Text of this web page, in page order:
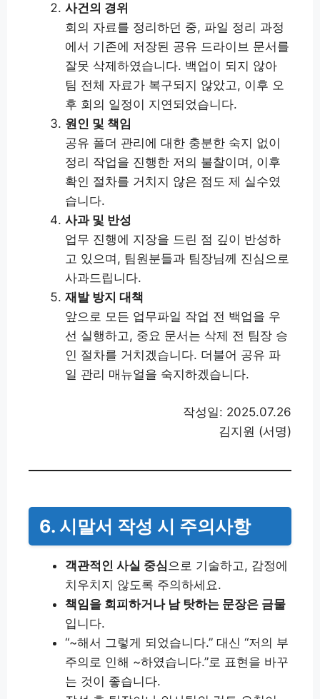
사건의 경위
회의 자료를 정리하던 중, 파일 정리 과정
에서 기존에 저장된 공유 드라이브 문서를
잘못 삭제하였습니다. 백업이 되지 않아
팀 전체 자료가 복구되지 않았고, 이후 오
후 회의 일정이 지연되었습니다.
원인 및 책임
공유 폴더 관리에 대한 충분한 숙지 없이
정리 작업을 진행한 저의 불찰이며, 이후
확인 절차를 거치지 않은 점도 제 실수였
습니다.
사과 및 반성
업무 진행에 지장을 드린 점 깊이 반성하
고 있으며, 팀원분들과 팀장님께 진심으로
사과드립니다.
재발 방지 대책
앞으로 모든 업무파일 작업 전 백업을 우
선 실행하고, 중요 문서는 삭제 전 팀장 승
인 절차를 거치겠습니다. 더불어 공유 파
일 관리 매뉴얼을 숙지하겠습니다.
작성일: 2025.07.26
김지원 (서명)
6. 시말서 작성 시 주의사항
객관적인 사실 중심 으로 기술하고, 감정에
치우치지 않도록 주의하세요.
책임을 회피하거나 남 탓하는 문장은 금물
입니다.
“~해서 그렇게 되었습니다.” 대신 “저의 부
주의로 인해 ~하였습니다.”로 표현을 바꾸
는 것이 좋습니다.